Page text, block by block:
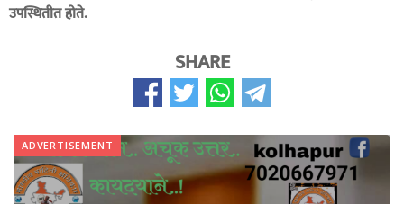
उपस्थितीत होते.
SHARE
ADVERTISEMENT